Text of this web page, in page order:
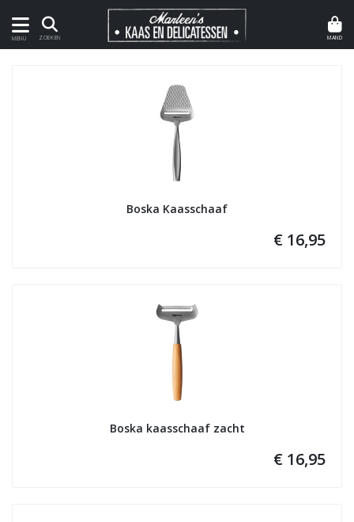
MENU ZOEKEN MAND
Boska Kaasschaaf
€ 16,95
Boska kaasschaaf zacht
€ 16,95